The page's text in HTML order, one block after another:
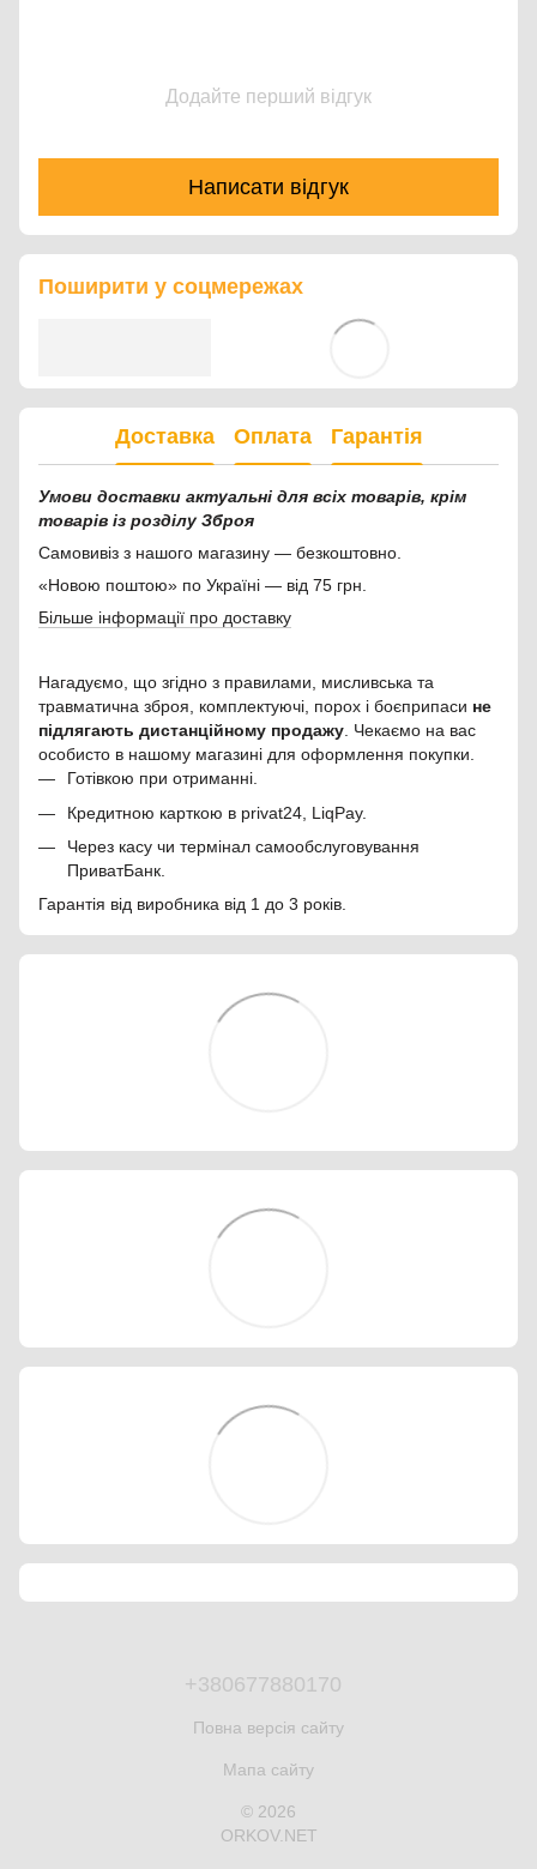
Додайте перший відгук
Написати відгук
Поширити у соцмережах
Доставка Оплата Гарантія
Умови доставки актуальні для всіх товарів, крім
товарів із розділу Зброя
Самовивіз з нашого магазину — безкоштовно.
«Новою поштою» по Україні — від 75 грн.
Більше інформації про доставку
Нагадуємо, що згідно з правилами, мисливська та
травматична зброя, комплектуючі, порох і боєприпаси не
підлягають дистанційному продажу . Чекаємо на вас
особисто в нашому магазині для оформлення покупки.
Готівкою при отриманні.
Кредитною карткою в privat24, LiqPay.
Через касу чи термінал самообслуговування
ПриватБанк.
Гарантія від виробника від 1 до 3 років.
+380677880170
Повна версія сайту
Мапа сайту
© 2026
ORKOV.NET